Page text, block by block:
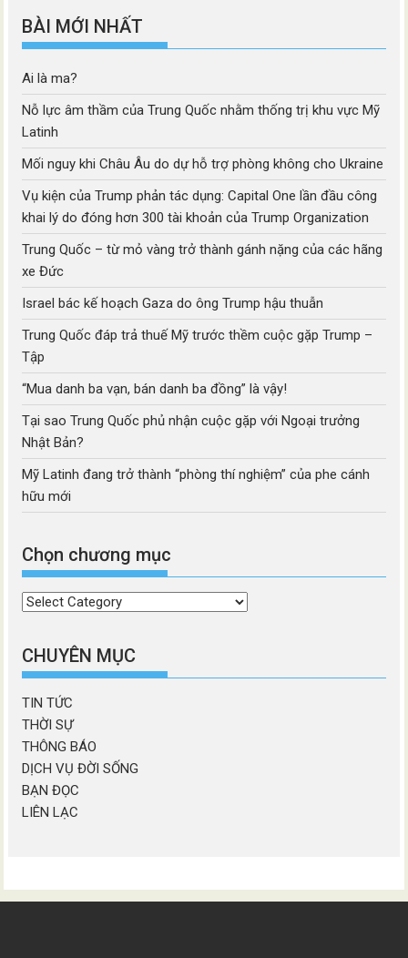
BÀI MỚI NHẤT
Ai là ma?
Nỗ lực âm thầm của Trung Quốc nhằm thống trị khu vực Mỹ
Latinh
Mối nguy khi Châu Âu do dự hỗ trợ phòng không cho Ukraine
Vụ kiện của Trump phản tác dụng: Capital One lần đầu công
khai lý do đóng hơn 300 tài khoản của Trump Organization
Trung Quốc – từ mỏ vàng trở thành gánh nặng của các hãng
xe Đức
Israel bác kế hoạch Gaza do ông Trump hậu thuẫn
Trung Quốc đáp trả thuế Mỹ trước thềm cuộc gặp Trump –
Tập
“Mua danh ba vạn, bán danh ba đồng” là vậy!
Tại sao Trung Quốc phủ nhận cuộc gặp với Ngoại trưởng
Nhật Bản?
Mỹ Latinh đang trở thành “phòng thí nghiệm” của phe cánh
hữu mới
Chọn chương mục
Chọn
mục
CHUYÊN MỤC
TIN TỨC
THỜI SỰ
THÔNG BÁO
DỊCH VỤ ĐỜI SỐNG
BẠN ĐỌC
LIÊN LẠC